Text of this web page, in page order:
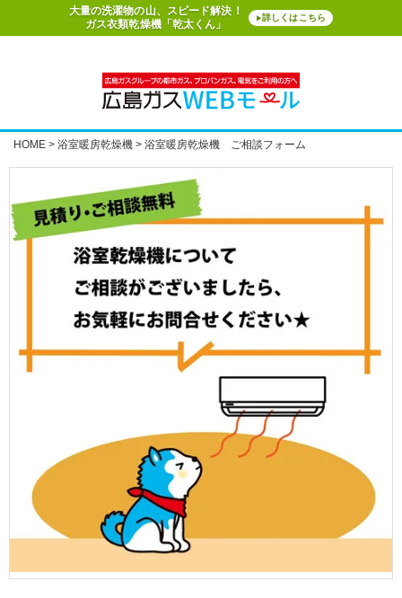
大量の洗濯物の山、スピード解決！
ガス衣類乾燥機「乾太くん」
▶詳しくはこちら
HOME 浴室暖房乾燥機 浴室暖房乾燥機 ご相談フォーム